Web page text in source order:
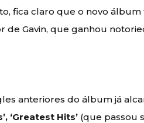
fica claro que o novo
de Gavin, que ganhou
anteriores do álbum já
‘Greatest Hits’ (que passou